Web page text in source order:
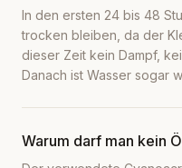
In den ersten 24 bis 48
trocken bleiben, da der
dieser Zeit kein Dampf,
Danach ist Wasser sogar
Warum darf man kein